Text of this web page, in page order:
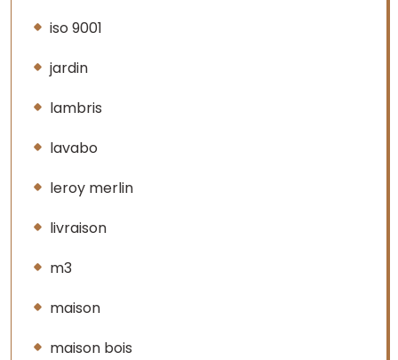
iso 9001
jardin
lambris
lavabo
leroy merlin
livraison
m3
maison
maison bois